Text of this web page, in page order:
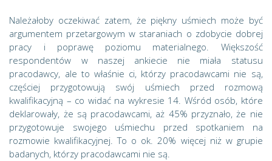
Należałoby oczekiwać zatem, że piękny uśmiech może być
argumentem przetargowym w staraniach o zdobycie dobrej
pracy i poprawę poziomu materialnego. Większość
respondentów w naszej ankiecie nie miała statusu
pracodawcy, ale to właśnie ci, którzy pracodawcami nie są,
częściej przygotowują swój uśmiech przed rozmową
kwalifikacyjną – co widać na wykresie 14. Wśród osób, które
deklarowały, że są pracodawcami, aż 45% przyznało, że nie
przygotowuje swojego uśmiechu przed spotkaniem na
rozmowie kwalifikacyjnej. To o ok. 20% więcej niż w grupie
badanych, którzy pracodawcami nie są.